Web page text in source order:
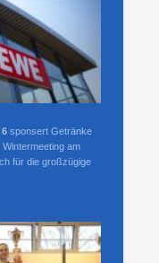
6 sponsert Getränke
am
für die großzügige